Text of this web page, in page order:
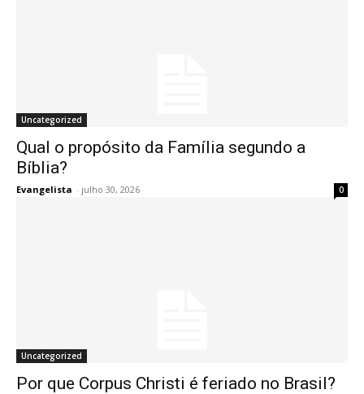
Uncategorized
Qual o propósito da Família segundo a
Bíblia?
Evangelista - julho 30, 2026 0
Uncategorized
Por que Corpus Christi é feriado no Brasil?